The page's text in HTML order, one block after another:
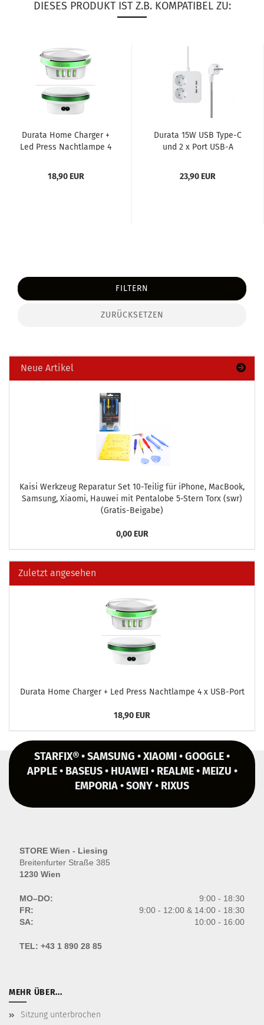
DIESES PRODUKT IST Z.B. KOMPATIBEL ZU:
Du­ra­ta Home Char­ger +
Led Press Nacht­lam­pe 4
18,90 EUR
Du­ra­ta 15W USB Type-​C
und 2 x Port USB-A
23,90 EUR
FILTERN
ZURÜCKSETZEN
Neue Artikel
Kaisi Werk­zeug Re­pa­ra­tur Set 10-​Teilig für iPho­ne, MacBook,
Sam­sung, Xiao­mi, Hau­wei mit Pen­talo­be 5-​Stern Torx (swr)
(Gratis-​Beigabe)
0,00 EUR
Zuletzt angesehen
Du­ra­ta Home Char­ger + Led Press Nacht­lam­pe 4 x USB-​Port
18,90 EUR
STARFIX® • SAMSUNG • XIAOMI • GOOGLE •
APPLE • BASEUS • HUAWEI • REALME • MEIZU •
EMPORIA • SONY • RIXUS
STORE Wien - Liesing
Breitenfurter Straße 385
1230 Wien
MO–DO:
9:00 - 18:30
FR:
9:00 - 12:00 & 14:00 - 18:30
SA:
10:00 - 16:00
TEL: +43 1 890 28 85
MEHR ÜBER...
Sitzung unterbrochen